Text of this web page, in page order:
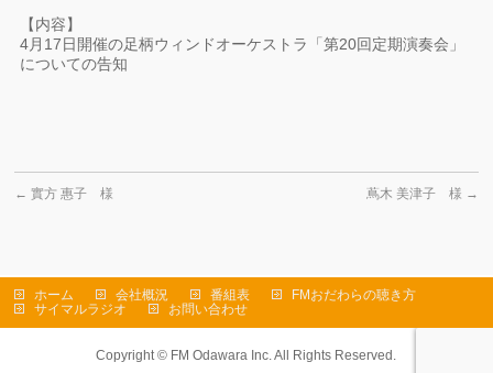
【内容】
4月17日開催の足柄ウィンドオーケストラ「第20回定期演奏会」
についての告知
← 實方 惠子 様 蔦木 美津子 様 →
ホーム 会社概況 番組表
FMおだわらの聴き方
サイマルラジオ
お問い合わせ
Copyright © FM Odawara Inc. All Rights Reserved.